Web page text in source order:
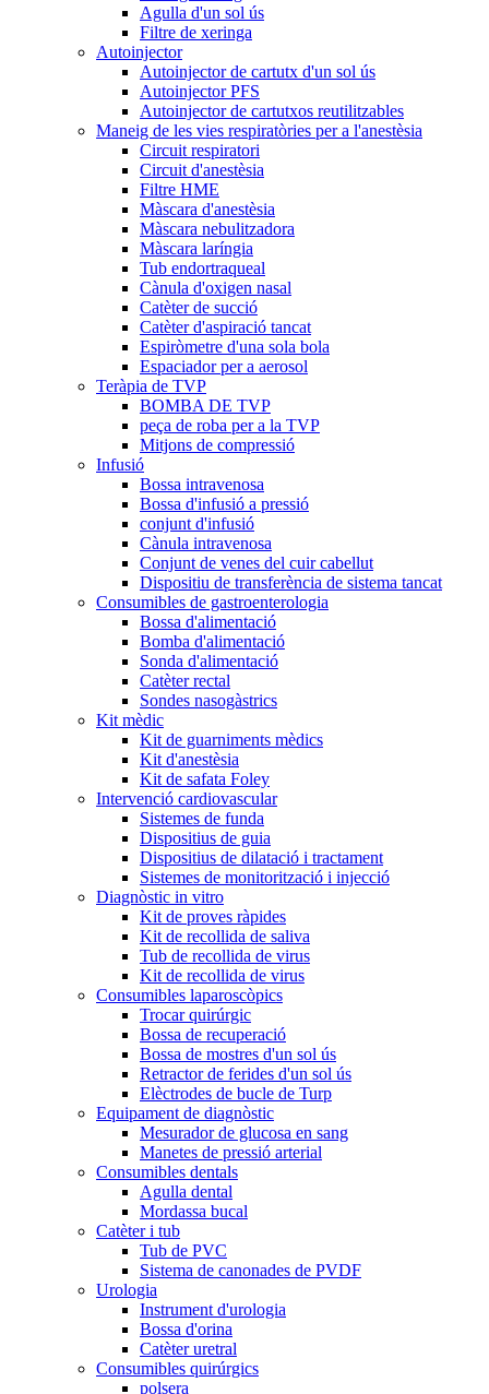
Agulla d'un sol ús
Filtre de xeringa
Autoinjector
Autoinjector de cartutx d'un sol ús
Autoinjector PFS
Autoinjector de cartutxos reutilitzables
Maneig de les vies respiratòries per a l'anestèsia
Circuit respiratori
Circuit d'anestèsia
Filtre HME
Màscara d'anestèsia
Màscara nebulitzadora
Màscara laríngia
Tub endortraqueal
Cànula d'oxigen nasal
Catèter de succió
Catèter d'aspiració tancat
Espiròmetre d'una sola bola
Espaciador per a aerosol
Teràpia de TVP
BOMBA DE TVP
peça de roba per a la TVP
Mitjons de compressió
Infusió
Bossa intravenosa
Bossa d'infusió a pressió
conjunt d'infusió
Cànula intravenosa
Conjunt de venes del cuir cabellut
Dispositiu de transferència de sistema tancat
Consumibles de gastroenterologia
Bossa d'alimentació
Bomba d'alimentació
Sonda d'alimentació
Catèter rectal
Sondes nasogàstrics
Kit mèdic
Kit de guarniments mèdics
Kit d'anestèsia
Kit de safata Foley
Intervenció cardiovascular
Sistemes de funda
Dispositius de guia
Dispositius de dilatació i tractament
Sistemes de monitorització i injecció
Diagnòstic in vitro
Kit de proves ràpides
Kit de recollida de saliva
Tub de recollida de virus
Kit de recollida de virus
Consumibles laparoscòpics
Trocar quirúrgic
Bossa de recuperació
Bossa de mostres d'un sol ús
Retractor de ferides d'un sol ús
Elèctrodes de bucle de Turp
Equipament de diagnòstic
Mesurador de glucosa en sang
Manetes de pressió arterial
Consumibles dentals
Agulla dental
Mordassa bucal
Catèter i tub
Tub de PVC
Sistema de canonades de PVDF
Urologia
Instrument d'urologia
Bossa d'orina
Catèter uretral
Consumibles quirúrgics
polsera